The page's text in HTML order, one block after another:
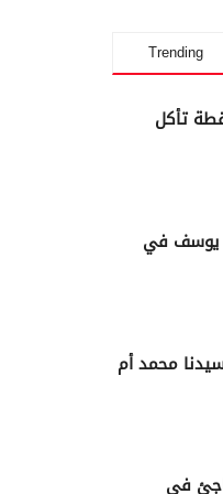
Trending
تأكل
يوسف في
محمد أم
في